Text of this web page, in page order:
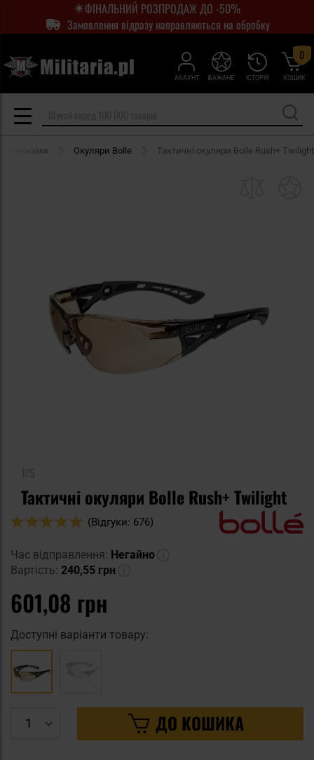
ФІНАЛЬНИЙ РОЗПРОДАЖ ДО -50%
Замовлення відразу направляються на обробку
АКАУНТ ІСТОРІЯ
БАЖАНЕ КОШИК
0
Окуляри Bolle Тактичні окуляри Bolle Rush+ Twilight
Тактичні окуляри Bolle Rush+ Twilight
Оцінка:
(Відгуки: 676)
Час відправлення: Негайно
Вартість: 240,55 грн
601,08 грн
Доступні варіанти товару:
ДО КОШИКА